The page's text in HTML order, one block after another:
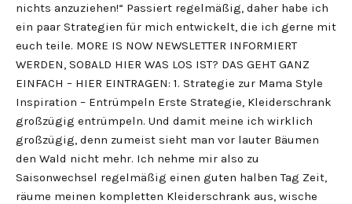
nichts anzuziehen!“ Passiert regelmäßig, daher habe ich
ein paar Strategien für mich entwickelt, die ich gerne mit
euch teile. MORE IS NOW NEWSLETTER INFORMIERT
WERDEN, SOBALD HIER WAS LOS IST? DAS GEHT GANZ
EINFACH – HIER EINTRAGEN: 1. Strategie zur Mama Style
Inspiration – Entrümpeln Erste Strategie, Kleiderschrank
großzügig entrümpeln. Und damit meine ich wirklich
großzügig, denn zumeist sieht man vor lauter Bäumen
den Wald nicht mehr. Ich nehme mir also zu
Saisonwechsel regelmäßig einen guten halben Tag Zeit,
räume meinen kompletten Kleiderschrank aus, wische